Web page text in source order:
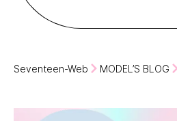
Seventeen-Web MODEL’S BLOG